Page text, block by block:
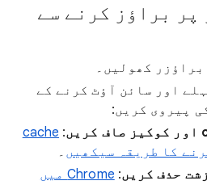
پر براؤز کرنے سے
اور سائن آؤٹ کرنے کے
پیروی کریں:
:
cache
کا طریقہ سیکھیں ۔
حذف کریں:
Chrome میں